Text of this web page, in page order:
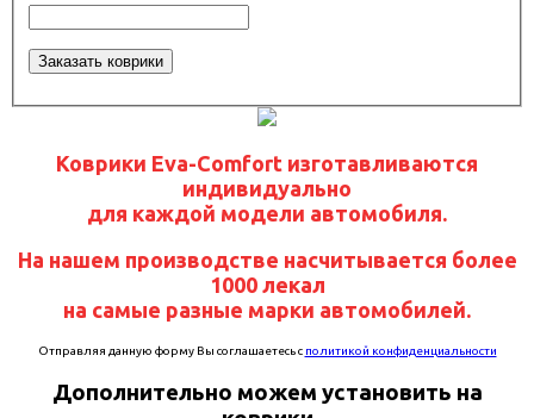
Коврики Eva-Comfort изготавливаются
индивидуально
для каждой модели автомобиля.
На нашем производстве насчитывается более
1000 лекал
на самые разные марки автомобилей.
Отправляя данную форму Вы соглашаетесь с политикой конфиденциальности
Дополнительно можем установить на